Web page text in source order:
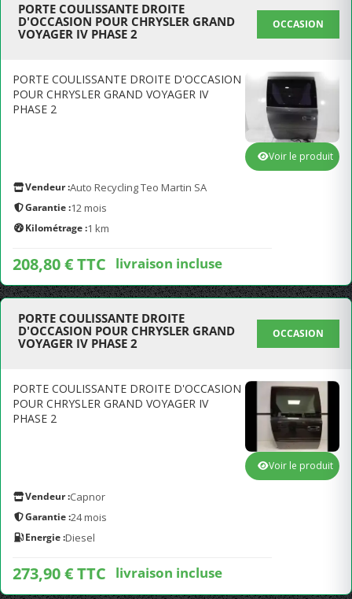
PORTE COULISSANTE DROITE
D'OCCASION POUR CHRYSLER GRAND
VOYAGER IV PHASE 2
OCCASION
PORTE COULISSANTE DROITE D'OCCASION
POUR CHRYSLER GRAND VOYAGER IV
PHASE 2
Vendeur :Auto Recycling Teo Martin SA
Garantie :12 mois
Kilométrage :1 km
208,80 € TTC livraison incluse
Voir le produit
PORTE COULISSANTE DROITE
D'OCCASION POUR CHRYSLER GRAND
VOYAGER IV PHASE 2
OCCASION
PORTE COULISSANTE DROITE D'OCCASION
POUR CHRYSLER GRAND VOYAGER IV
PHASE 2
Vendeur :Capnor
Garantie :24 mois
Energie :Diesel
273,90 € TTC livraison incluse
Voir le produit